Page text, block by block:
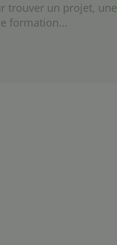
trouver un projet, une
formation...